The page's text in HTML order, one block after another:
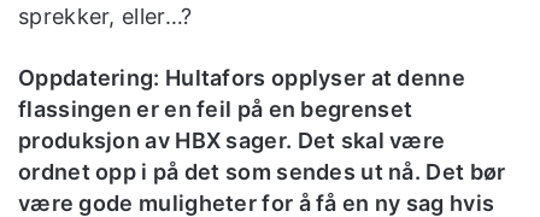
sprekker, eller…?
Oppdatering: Hultafors opplyser at denne
flassingen er en feil på en begrenset
produksjon av HBX sager. Det skal være
ordnet opp i på det som sendes ut nå. Det bør
være gode muligheter for å få en ny sag hvis